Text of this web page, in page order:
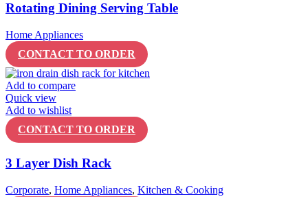
Rotating Dining Serving Table
Home Appliances
CONTACT TO ORDER
Add to compare
Quick view
Add to wishlist
CONTACT TO ORDER
3 Layer Dish Rack
Corporate, Home Appliances, Kitchen & Cooking